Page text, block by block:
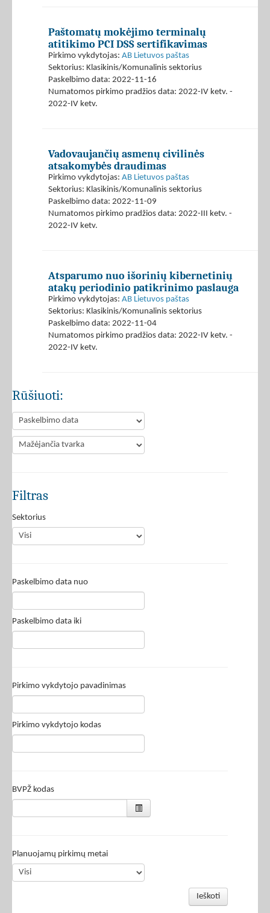
Paštomatų mokėjimo terminalų
atitikimo PCI DSS sertifikavimas
Pirkimo vykdytojas: AB Lietuvos paštas
Sektorius: Klasikinis/Komunalinis sektorius
Paskelbimo data: 2022-11-16
Numatomos pirkimo pradžios data: 2022-IV ketv. -
2022-IV ketv.
Vadovaujančių asmenų civilinės
atsakomybės draudimas
Pirkimo vykdytojas: AB Lietuvos paštas
Sektorius: Klasikinis/Komunalinis sektorius
Paskelbimo data: 2022-11-09
Numatomos pirkimo pradžios data: 2022-III ketv. -
2022-IV ketv.
Atsparumo nuo išorinių kibernetinių
atakų periodinio patikrinimo paslauga
Pirkimo vykdytojas: AB Lietuvos paštas
Sektorius: Klasikinis/Komunalinis sektorius
Paskelbimo data: 2022-11-04
Numatomos pirkimo pradžios data: 2022-IV ketv. -
2022-IV ketv.
Rūšiuoti:
Filtras
Sektorius
Paskelbimo data nuo
Paskelbimo data iki
Pirkimo vykdytojo pavadinimas
Pirkimo vykdytojo kodas
BVPŽ kodas
Planuojamų pirkimų metai
Ieškoti